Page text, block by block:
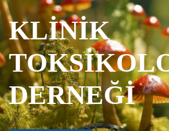
KLİNİK
DERNEĞİ